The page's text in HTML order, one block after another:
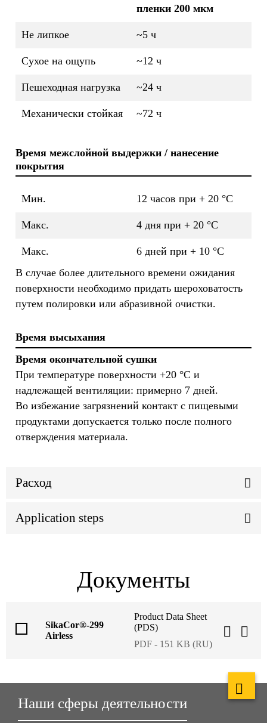
пленки 200 мкм
Не липкое ~5 ч
Сухое на ощупь ~12 ч
Пешеходная нагрузка ~24 ч
Механически стойкая ~72 ч
Время межслойной выдержки / нанесение
покрытия
Мин. 12 часов при + 20 °C
Макс. 4 дня при + 20 °C
Макс.
6 дней при + 10 °C
В случае более длительного времени ожидания
поверхности необходимо придать шероховатость
путем полировки или абразивной очистки.
Время высыхания
Время окончательной сушки
При температуре поверхности +20 °С и
надлежащей вентиляции: примерно 7 дней.
Во избежание загрязнений контакт с пищевыми
продуктами допускается только после полного
отверждения материала.
Расход
Application steps
Документы
SikaCor®-299
Airless
Product Data Sheet
(PDS)
PDF - 151 KB (RU)
Наши сферы деятельности